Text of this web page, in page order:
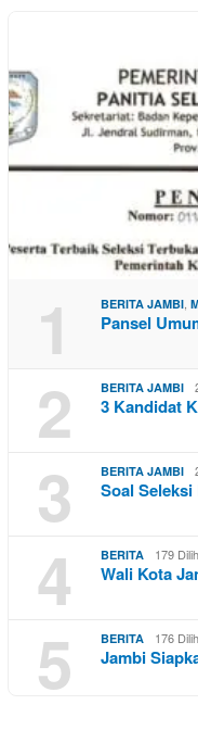
1 BERITA JAMBI
Pansel
2 BERITA JAMBI
3 Kandidat
3 BERITA JAMBI
Soal
4 BERITA 179
Wali Kota
5 BERITA 176
Jambi